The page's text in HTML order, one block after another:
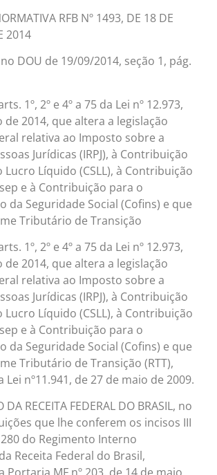
RFB Nº 1493, DE 18 DE
2014
DOU de 19/09/2014, seção 1, pág.
1º, 2º e 4º a 75 da Lei nº 12.973,
de 2014, que altera a legislação
relativa ao Imposto sobre a
Jurídicas (IRPJ), à Contribuição
Lucro Líquido (CSLL), à Contribuição
e à Contribuição para o
da Seguridade Social (Cofins) e que
Tributário de Transição
1º, 2º e 4º a 75 da Lei nº 12.973,
de 2014, que altera a legislação
relativa ao Imposto sobre a
Jurídicas (IRPJ), à Contribuição
Lucro Líquido (CSLL), à Contribuição
e à Contribuição para o
da Seguridade Social (Cofins) e que
Tributário de Transição (RTT),
nº11.941, de 27 de maio de 2009.
DA RECEITA FEDERAL DO BRASIL, no
que lhe conferem os incisos III
280 do Regimento Interno
Receita Federal do Brasil,